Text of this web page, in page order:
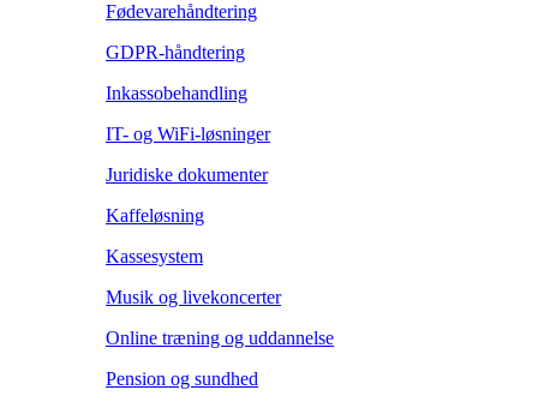
Fødevarehåndtering
GDPR-håndtering
Inkassobehandling
IT- og WiFi-løsninger
Juridiske dokumenter
Kaffeløsning
Kassesystem
Musik og livekoncerter
Online træning og uddannelse
Pension og sundhed